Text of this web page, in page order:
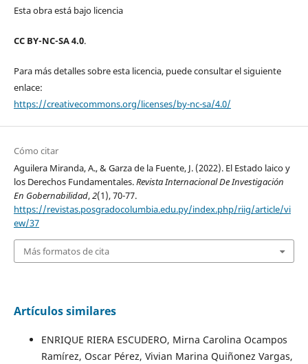
Esta obra está bajo licencia
CC BY-NC-SA 4.0.
Para más detalles sobre esta licencia, puede consultar el siguiente
enlace:
https://creativecommons.org/licenses/by-nc-sa/4.0/
Cómo citar
Aguilera Miranda, A., & Garza de la Fuente, J. (2022). El Estado laico y
los Derechos Fundamentales.Revista Internacional De Investigación
En Gobernabilidad,2(1), 70-77.
https://revistas.posgradocolumbia.edu.py/index.php/riig/article/vi
ew/37
Más formatos de cita
Artículos similares
ENRIQUE RIERA ESCUDERO, Mirna Carolina Ocampos
Ramírez, Oscar Pérez, Vivian Marina Quiñonez Vargas,